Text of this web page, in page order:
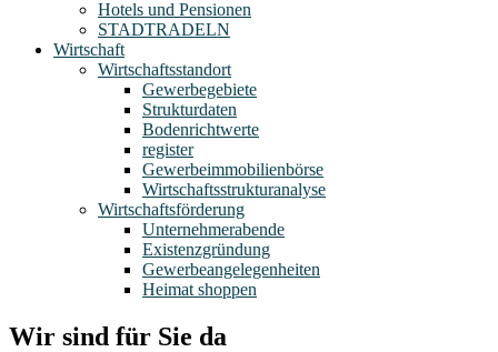
Hotels und Pensionen
STADTRADELN
Wirtschaft
Wirtschaftsstandort
Gewerbegebiete
Strukturdaten
Bodenrichtwerte
register
Gewerbeimmobilienbörse
Wirtschaftsstrukturanalyse
Wirtschaftsförderung
Unternehmerabende
Existenzgründung
Gewerbeangelegenheiten
Heimat shoppen
Wir sind für Sie da